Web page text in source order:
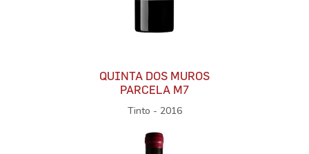
QUINTA DOS MUROS
PARCELA M7
Tinto - 2016